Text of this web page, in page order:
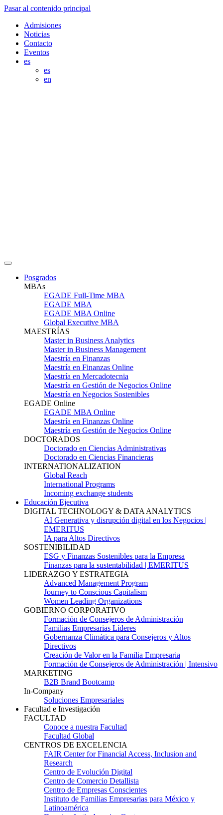
Pasar al contenido principal
Admisiones
Noticias
Contacto
Eventos
es
es
en
Posgrados
MBAs
EGADE Full-Time MBA
EGADE MBA
EGADE MBA Online
Global Executive MBA
MAESTRÍAS
Master in Business Analytics
Master in Business Management
Maestría en Finanzas
Maestría en Finanzas Online
Maestría en Mercadotecnia
Maestría en Gestión de Negocios Online
Maestría en Negocios Sostenibles
EGADE Online
EGADE MBA Online
Maestría en Finanzas Online
Maestría en Gestión de Negocios Online
DOCTORADOS
Doctorado en Ciencias Administrativas
Doctorado en Ciencias Financieras
INTERNATIONALIZATION
Global Reach
International Programs
Incoming exchange students
Educación Ejecutiva
DIGITAL TECHNOLOGY & DATA ANALYTICS
AI Generativa y disrupción digital en los Negocios |
EMERITUS
IA para Altos Directivos
SOSTENIBILIDAD
ESG y Finanzas Sostenibles para la Empresa
Finanzas para la sustentabilidad | EMERITUS
LIDERAZGO Y ESTRATEGIA
Advanced Management Program
Journey to Conscious Capitalism
Women Leading Organizations
GOBIERNO CORPORATIVO
Formación de Consejeros de Administración
Familias Empresarias Líderes
Gobernanza Climática para Consejeros y Altos
Directivos
Creación de Valor en la Familia Empresaria
Formación de Consejeros de Administración | Intensivo
MARKETING
B2B Brand Bootcamp
In-Company
Soluciones Empresariales
Facultad e Investigación
FACULTAD
Conoce a nuestra Facultad
Facultad Global
CENTROS DE EXCELENCIA
FAIR Center for Financial Access, Inclusion and
Research
Centro de Evolución Digital
Centro de Comercio Detallista
Centro de Empresas Conscientes
Instituto de Familias Empresarias para México y
Latinoamérica